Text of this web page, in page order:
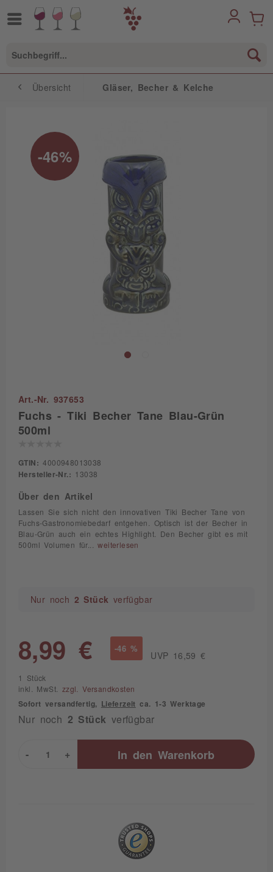
Übersicht Gläser, Becher & Kelche
-46%
Art.-Nr. 937653
Fuchs - Tiki Becher Tane Blau-Grün
500ml
GTIN: 4000948013038
Hersteller-Nr.: 13038
Über den Artikel
Lassen Sie sich nicht den innovativen Tiki Becher Tane von
Fuchs-Gastronomiebedarf entgehen. Optisch ist der Becher in
Blau-Grün auch ein echtes Highlight. Den Becher gibt es mit
500ml Volumen für...weiterlesen
Nur noch 2 Stück verfügbar
8,99 € -46 %
UVP 16,59 €
1 Stück
inkl. MwSt. zzgl. Versandkosten
Sofort versandfertig, Lieferzeit ca. 1-3 Werktage
Nur noch 2 Stück verfügbar
+
- In den Warenkorb